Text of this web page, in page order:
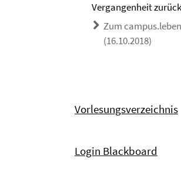
Vergangenheit zurück
Zum
(16.10.2018)
Vorlesungsverzeichnis
Login Blackboard